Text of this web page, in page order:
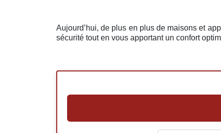
Aujourd’hui, de plus en plus de maisons et
sécurité tout en vous apportant un confort